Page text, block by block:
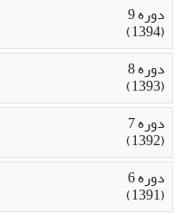
دوره 9
(1394)
دوره 8
(1393)
دوره 7
(1392)
دوره 6
(1391)